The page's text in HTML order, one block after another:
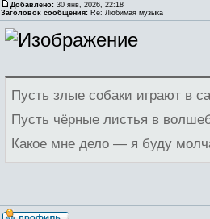
Добавлено: 30 янв, 2026, 22:18
Заголовок сообщения: Re: Любимая музыка
Пусть злые собаки играют в
Пусть чёрные листья в
Какое мне дело — я буду